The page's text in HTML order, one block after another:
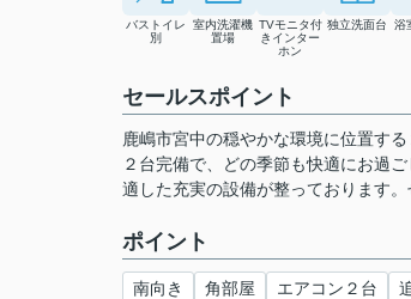
バストイレ
別
室内洗濯機
置場
TVモニタ付
きインター
ホン
独立洗面台 浴
セールスポイント
鹿嶋市宮中の穏やかな環境に位置す
２台完備で、どの季節も快適にお過
適した充実の設備が整っております。
ポイント
南向き 角部屋 エアコン２台